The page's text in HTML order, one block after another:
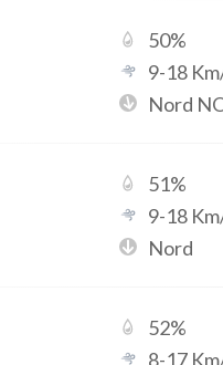
50%
9-18
Nord
51%
9-18
Nord
52%
8-17